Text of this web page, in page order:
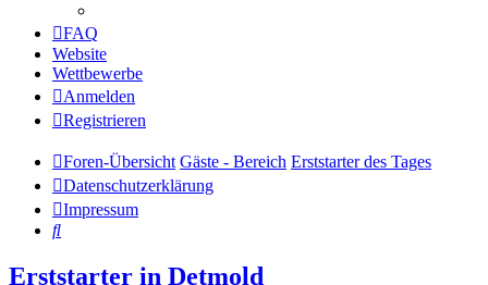
FAQ
Website
Wettbewerbe
Anmelden
Registrieren
Foren-Übersicht Gäste - Bereich Erststarter des Tages
Datenschutzerklärung
Impressum
Suche
Erststarter in Detmold